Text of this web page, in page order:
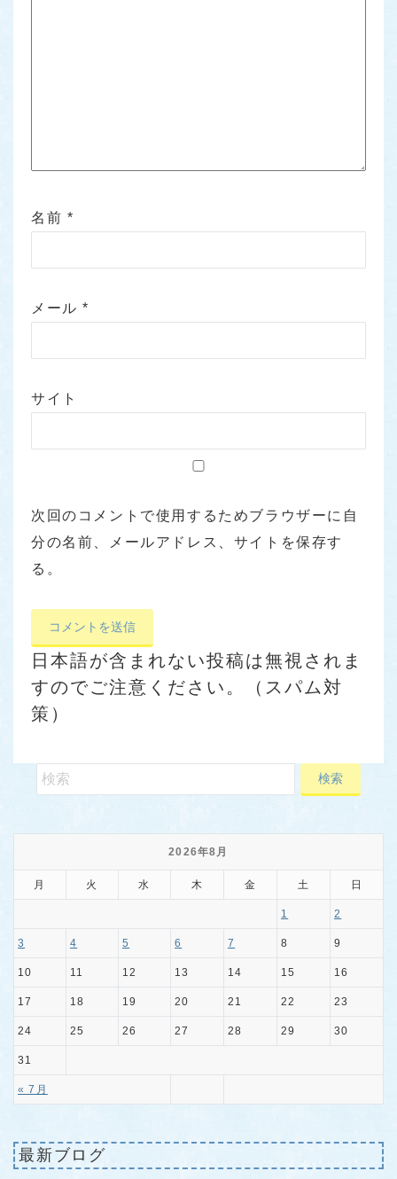
名前 *
メール*
サイト
次回のコメントで使用するためブラウザーに自
分の名前、メールアドレス、サイトを保存す
る。
日本語が含まれない投稿は無視されま
すのでご注意ください。（スパム対
策）
2026年8月
月 火 水 木 金 土 日
« 7月
1 2
3 4 5 6 7 8 9
10 11 12 13 14 15 16
17 18 19 20 21 22 23
24 25 26 27 28 29 30
31
最新ブログ